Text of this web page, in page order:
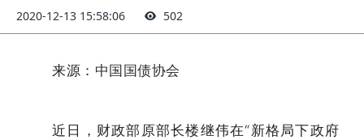
2020-12-13 15:58:06 502
来源： 中国国债协会
近日，财政部原部长楼继伟在“新格局下政府